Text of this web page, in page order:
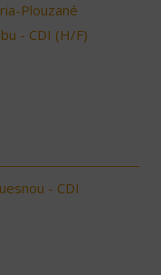
Plouzané
- CDI (H/F)
- CDI